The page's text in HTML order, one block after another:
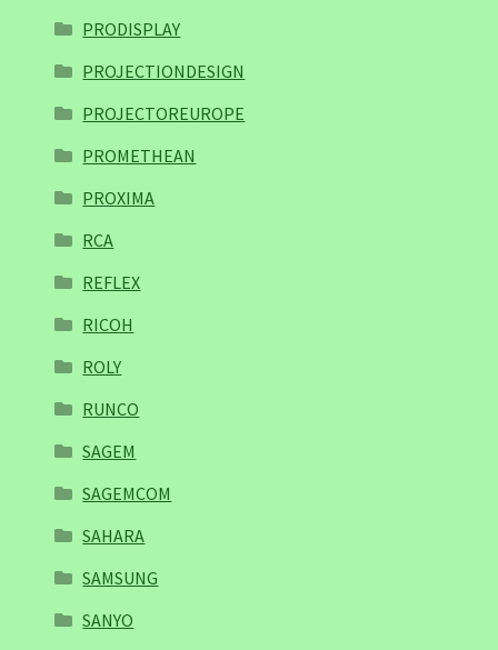
PRODISPLAY
PROJECTIONDESIGN
PROJECTOREUROPE
PROMETHEAN
PROXIMA
RCA
REFLEX
RICOH
ROLY
RUNCO
SAGEM
SAGEMCOM
SAHARA
SAMSUNG
SANYO